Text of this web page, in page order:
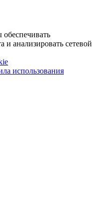
и анализировать сетевой
использования